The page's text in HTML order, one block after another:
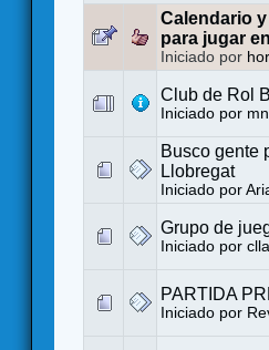
Calendario
para jugar
Iniciado por
Club de Rol
Iniciado por
Busco gente
Llobregat
Iniciado por
Grupo de
Iniciado por
PARTIDA
Iniciado por